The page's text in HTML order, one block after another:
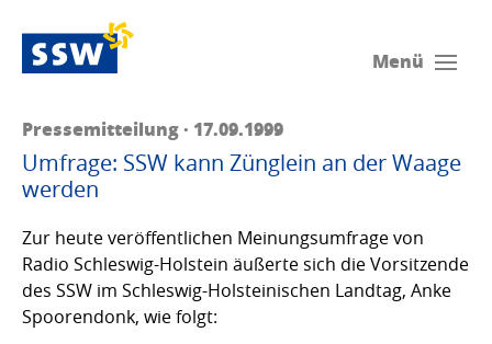
Menü
Pressemitteilung · 17.09.1999
Umfrage: SSW kann Zünglein an der Waage
werden
Zur heute veröffentlichen Meinungsumfrage von
Radio Schleswig-Holstein äußerte sich die Vorsitzende
des SSW im Schleswig-Holsteinischen Landtag, Anke
Spoorendonk, wie folgt: